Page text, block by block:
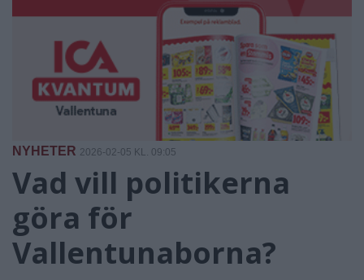
NYHETER 2026-02-05 KL. 09:05
Vad vill politikerna
göra för
Vallentunaborna?